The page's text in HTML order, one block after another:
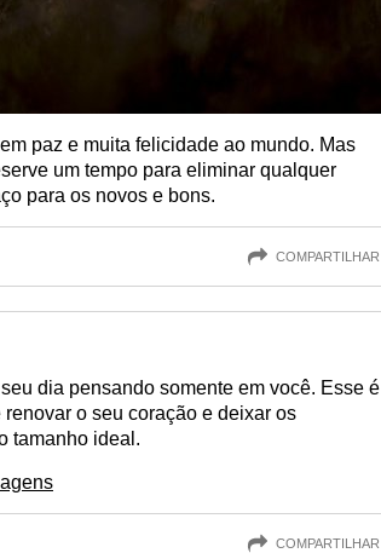
paz e muita felicidade ao mundo. Mas
um tempo para eliminar qualquer
para os novos e bons.
COMPARTILHAR
dia pensando somente em você. Esse é
o seu coração e deixar os
tamanho ideal.
COMPARTILHAR